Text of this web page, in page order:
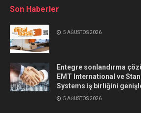
Son Haberler
5 AĞUSTOS 2026
Entegre sonlandırma
EMT International ve
Systems iş birliğini
5 AĞUSTOS 2026